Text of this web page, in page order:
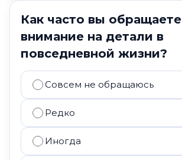
Как часто вы обращаете
внимание на детали в
повседневной жизни?
Совсем не обращаюсь
Редко
Иногда